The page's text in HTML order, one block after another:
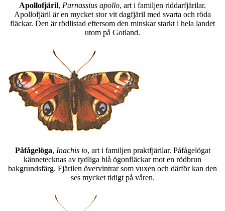
Apollofjäril, Parnassius apollo, art i familjen riddarfjärilar.
Apollofjäril är en mycket stor vit dagfjäril med svarta och röda
fläckar. Den är rödlistad eftersom den minskar starkt i hela landet
utom på Gotland.
Påfågelöga, Inachis io, art i familjen praktfjärilar. Påfågelögat
kännetecknas av tydliga blå ögonfläckar mot en rödbrun
bakgrundsfärg. Fjärilen övervintrar som vuxen och därför kan den
ses mycket tidigt på våren.